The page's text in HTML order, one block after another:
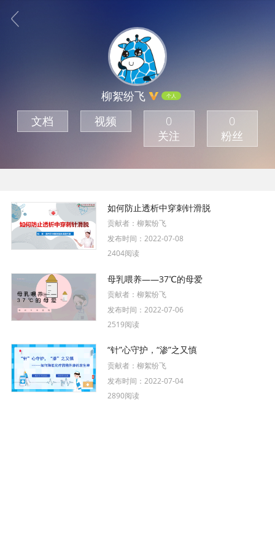
柳絮纷飞 个人
文档 视频
0
关注
0
粉丝
如何防止透析中穿刺针滑脱
贡献者： 柳絮纷飞
发布时间： 2022-07-08
2404阅读
母乳喂养——37℃的母爱
贡献者： 柳絮纷飞
发布时间： 2022-07-06
2519阅读
“针”心守护，“渗”之又慎
贡献者： 柳絮纷飞
发布时间： 2022-07-04
2890阅读